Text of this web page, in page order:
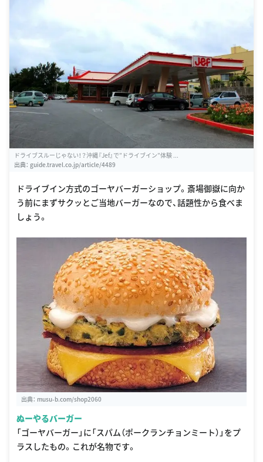
ドライブスルーじゃない！？沖縄『Jef』で”ドライブイン”体験 ...
出典： guide.travel.co.jp/article/4489
ドライブイン方式のゴーヤバーガーショップ。斎場御嶽に向か
う前にまずサクッとご当地バーガーなので、話題性から食べま
しょう。
出典： musu-b.com/shop2060
ぬーやるバーガー
「ゴーヤバーガー」に「スパム（ポークランチョンミート）」をプ
ラスしたもの。これが名物です。